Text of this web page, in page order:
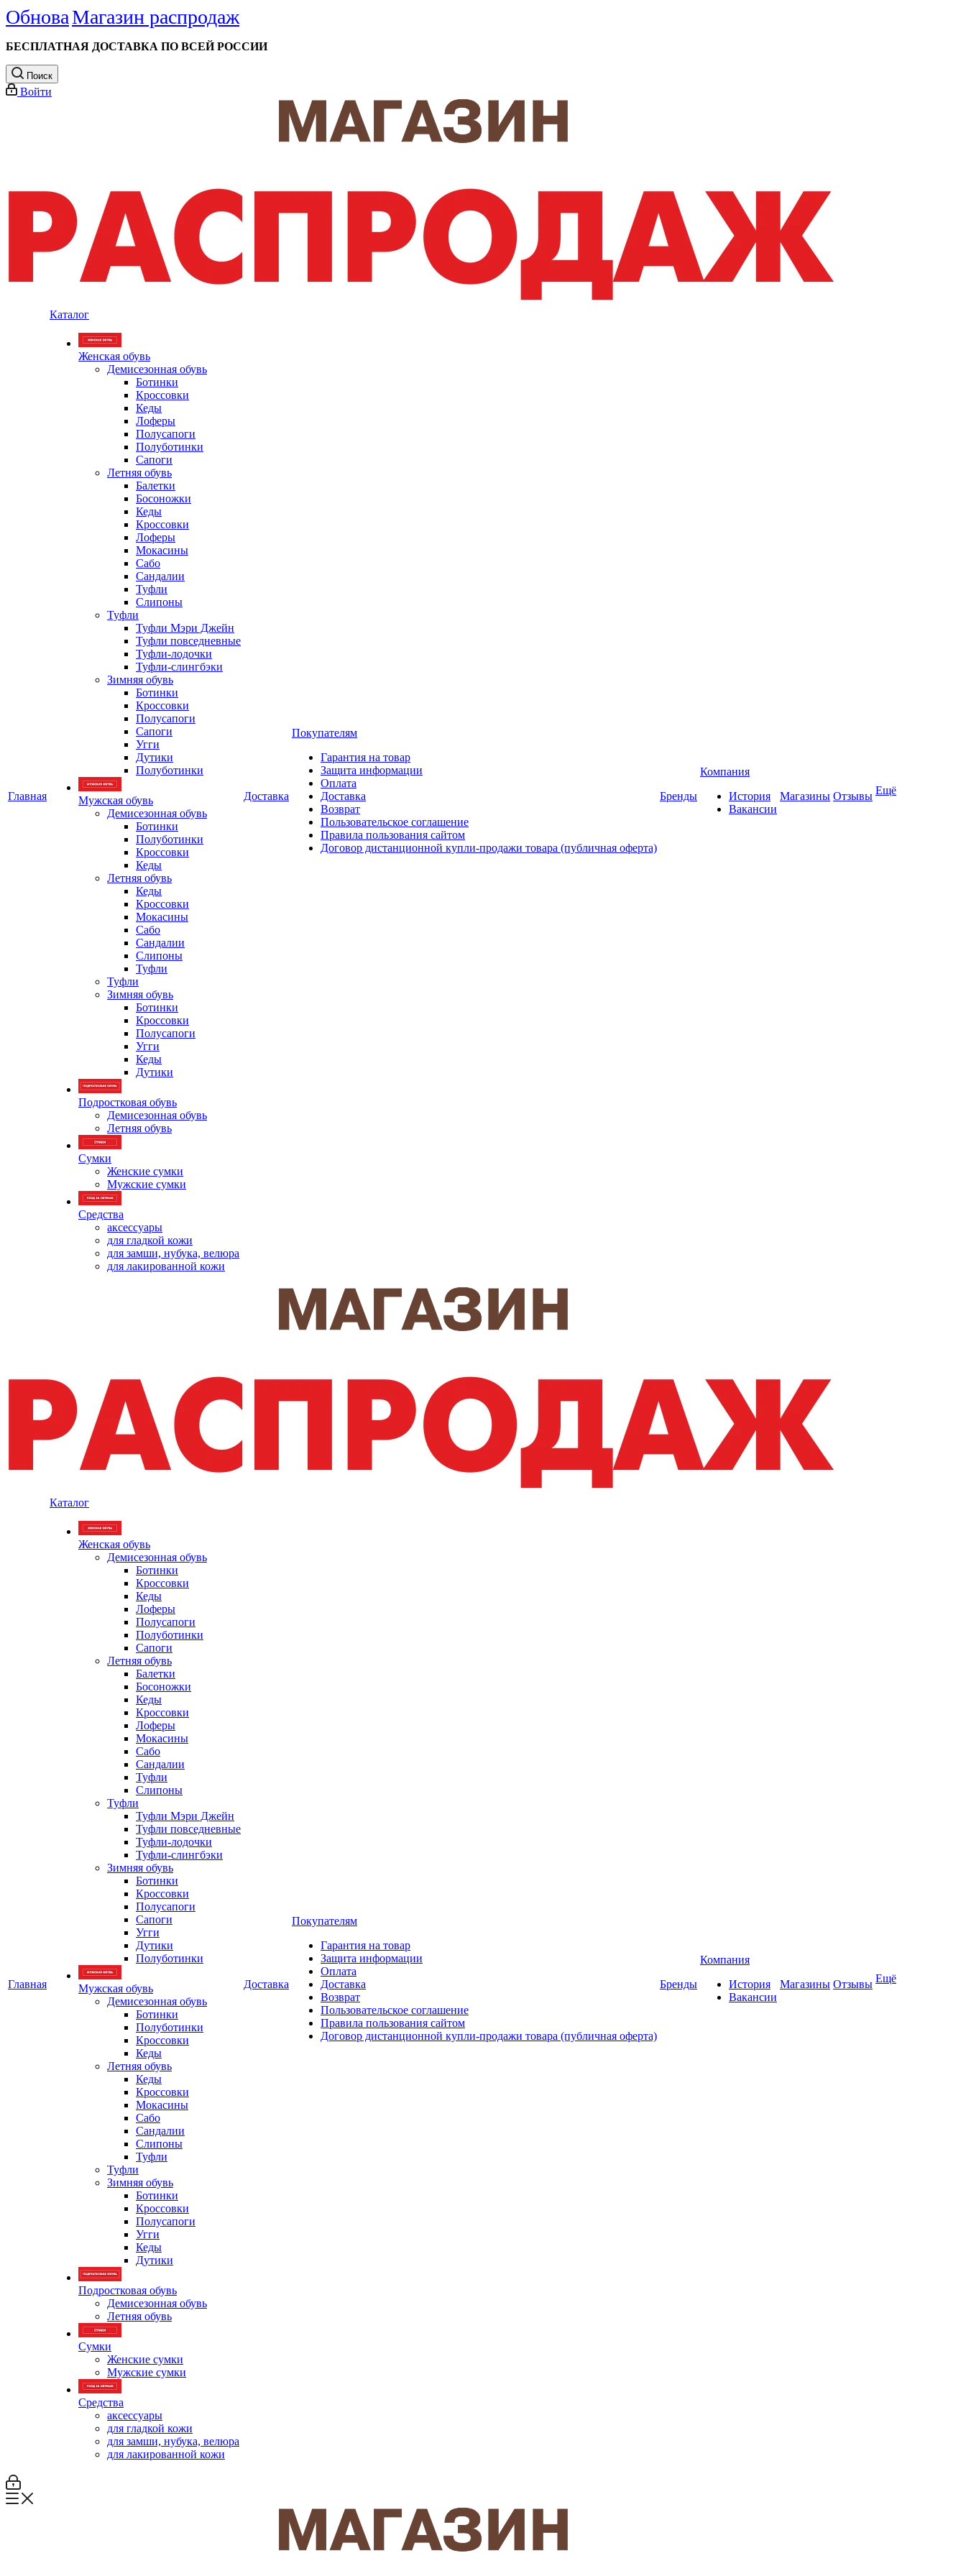
ОбноваМагазин распродаж
БЕСПЛАТНАЯ ДОСТАВКА ПО ВСЕЙ РОССИИ
Поиск
Войти
Главная
Каталог
Женская обувь
Демисезонная обувь
Ботинки
Кроссовки
Кеды
Лоферы
Полусапоги
Полуботинки
Сапоги
Летняя обувь
Балетки
Босоножки
Кеды
Кроссовки
Лоферы
Мокасины
Сабо
Сандалии
Туфли
Слипоны
Туфли
Туфли Мэри Джейн
Туфли повседневные
Туфли-лодочки
Туфли-слингбэки
Зимняя обувь
Ботинки
Кроссовки
Полусапоги
Сапоги
Угги
Дутики
Полуботинки
Мужская обувь
Демисезонная обувь
Ботинки
Полуботинки
Кроссовки
Кеды
Летняя обувь
Кеды
Кроссовки
Мокасины
Сабо
Сандалии
Слипоны
Туфли
Туфли
Зимняя обувь
Ботинки
Кроссовки
Полусапоги
Угги
Кеды
Дутики
Подростковая обувь
Демисезонная обувь
Летняя обувь
Сумки
Женские сумки
Мужские сумки
Средства
аксессуары
для гладкой кожи
для замши, нубука, велюра
для лакированной кожи
Доставка
Покупателям
Гарантия на товар
Защита информации
Оплата
Доставка
Возврат
Пользовательское соглашение
Правила пользования сайтом
Договор дистанционной купли-продажи товара (публичная оферта)
Бренды
Компания
История
Вакансии
Магазины Отзывы Ещё
Главная
Каталог
Женская обувь
Демисезонная обувь
Ботинки
Кроссовки
Кеды
Лоферы
Полусапоги
Полуботинки
Сапоги
Летняя обувь
Балетки
Босоножки
Кеды
Кроссовки
Лоферы
Мокасины
Сабо
Сандалии
Туфли
Слипоны
Туфли
Туфли Мэри Джейн
Туфли повседневные
Туфли-лодочки
Туфли-слингбэки
Зимняя обувь
Ботинки
Кроссовки
Полусапоги
Сапоги
Угги
Дутики
Полуботинки
Мужская обувь
Демисезонная обувь
Ботинки
Полуботинки
Кроссовки
Кеды
Летняя обувь
Кеды
Кроссовки
Мокасины
Сабо
Сандалии
Слипоны
Туфли
Туфли
Зимняя обувь
Ботинки
Кроссовки
Полусапоги
Угги
Кеды
Дутики
Подростковая обувь
Демисезонная обувь
Летняя обувь
Сумки
Женские сумки
Мужские сумки
Средства
аксессуары
для гладкой кожи
для замши, нубука, велюра
для лакированной кожи
Доставка
Покупателям
Гарантия на товар
Защита информации
Оплата
Доставка
Возврат
Пользовательское соглашение
Правила пользования сайтом
Договор дистанционной купли-продажи товара (публичная оферта)
Бренды
Компания
История
Вакансии
Магазины Отзывы Ещё